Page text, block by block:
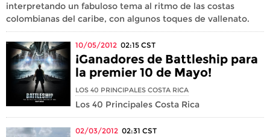
interpretando un fabuloso tema al ritmo de las costas
colombianas del caribe, con algunos toques de vallenato.
10/05/2012 02:15 CST
¡Ganadores de Battleship para
la premier 10 de Mayo!
LOS 40 PRINCIPALES COSTA RICA
Los 40 Principales Costa Rica
02/03/2012 02:31 CST